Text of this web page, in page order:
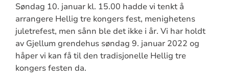
Søndag 10. januar kl. 15.00 hadde vi tenkt å
arrangere Hellig tre kongers fest, menighetens
juletrefest, men sånn ble det ikke i år. Vi har holdt
av Gjellum grendehus søndag 9. januar 2022 og
håper vi kan få til den tradisjonelle Hellig tre
kongers festen da.